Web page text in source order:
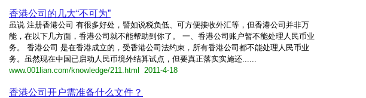
香港公司的几大“不可为”
虽说 注册香港公司 有很多好处，譬如说税负低、可方便接收外汇等，但香港公司并非万
能，在以下几方面，香港公司就不能帮助到你了。 一、香港公司账户暂不能处理人民币业
务。 香港公司 是在香港成立的，受香港公司法约束，所有香港公司都不能处理人民币业
务。虽然现在中国已启动人民币境外结算试点，但要真正落实实施还......
www.001lian.com/knowledge/211.html 2011-4-18
香港公司开户需准备什么文件？